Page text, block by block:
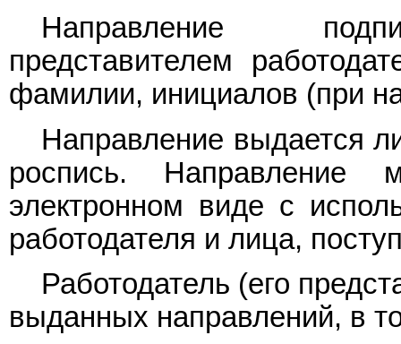
Направление
представителем
фамилии, инициалов (при
Направление выдается
роспись.
электронном виде с
работодателя и лица,
Работодатель (его
выданных направлений, в